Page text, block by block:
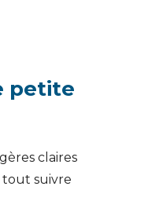
petite
claires
tout suivre